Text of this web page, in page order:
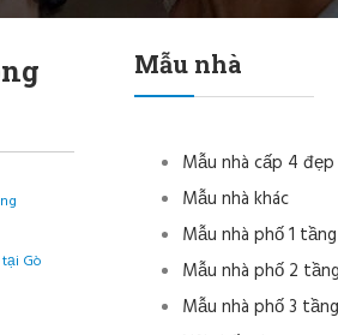
Gò
Mẫu nhà
Mẫu nhà cấp 4 đẹp
Mẫu nhà khác
Mẫu nhà phố 1 tầng
Mẫu nhà phố 2 tầng
Mẫu nhà phố 3 tầng